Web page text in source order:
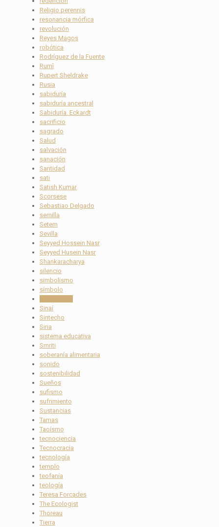
Religio perennis
resonancia mórfica
revolución
Reyes Magos
robótica
Rodríguez de la Fuente
Rumî
Rupert Sheldrake
Rusia
sabiduría
sabiduría ancestral
Sabiduría. Eckardt
sacrificio
sagrado
Salud
salvación
sanación
Santidad
sati
Satish Kumar
Scorsese
Sebastiao Delgado
semilla
Setem
Sevilla
Seyyed Hossein Nasr
Seyyed Husein Nasr
Shankaracharya
silencio
simbolismo
símbolo
Sinaí
Sintecho
Siria
sistema educativa
Smriti
soberanía alimentaria
sonido
sostenibilidad
Sueños
sufismo
sufrimiento
Sustancias
Tamas
Taoísmo
tecnociencia
Tecnocracia
tecnología
templo
teofanía
teología
Teresa Forcades
The Ecologist
Thoreau
Tierra